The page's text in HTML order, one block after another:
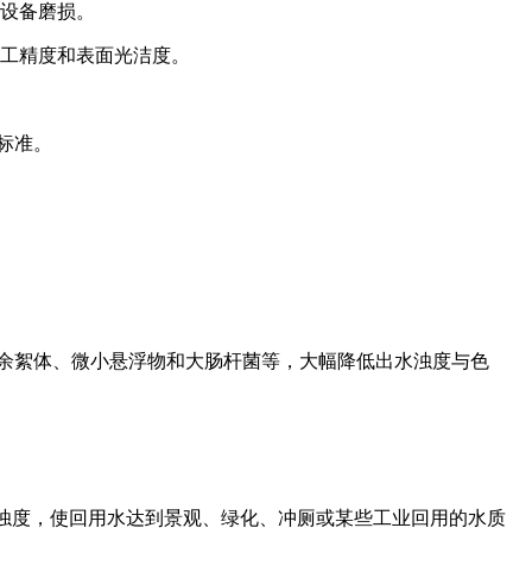
备磨损。
精度和表面光洁度。
准。
体、微小悬浮物和大肠杆菌等，大幅降低出水浊度与色
，使回用水达到景观、绿化、冲厕或某些工业回用的水质